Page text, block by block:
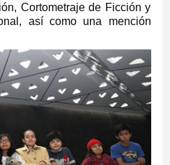
Cortometraje de Ficción y
así como una mención